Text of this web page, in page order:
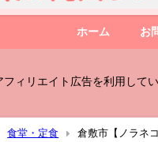
ホーム お
フィリエイト広告を利用して
食堂・定食 倉敷市【ノラネ